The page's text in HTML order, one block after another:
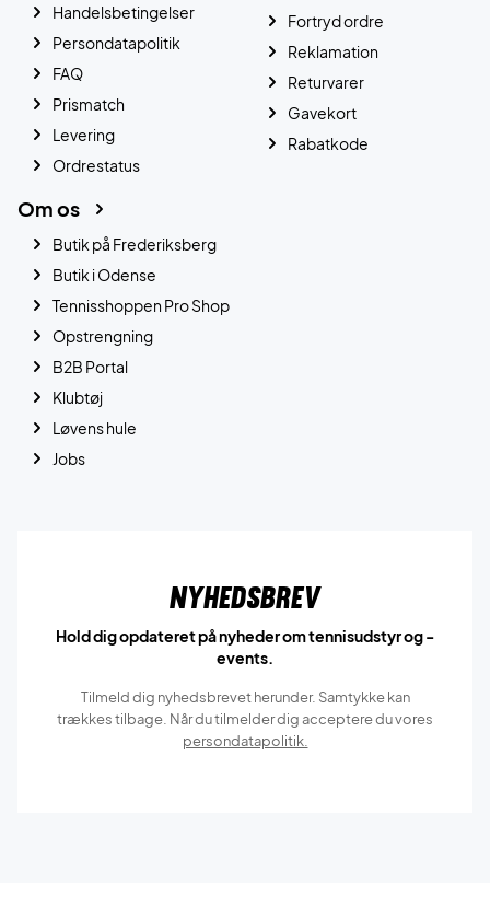
Handelsbetingelser
Persondatapolitik
FAQ
Prismatch
Levering
Ordrestatus
Fortryd ordre
Reklamation
Returvarer
Gavekort
Rabatkode
Om os
Butik på Frederiksberg
Butik i Odense
Tennisshoppen Pro Shop
Opstrengning
B2B Portal
Klubtøj
Løvens hule
Jobs
Nyhedsbrev
Hold dig opdateret på nyheder om tennisudstyr og -
events.
Tilmeld dig nyhedsbrevet herunder. Samtykke kan
trækkes tilbage. Når du tilmelder dig acceptere du vores
persondatapolitik.